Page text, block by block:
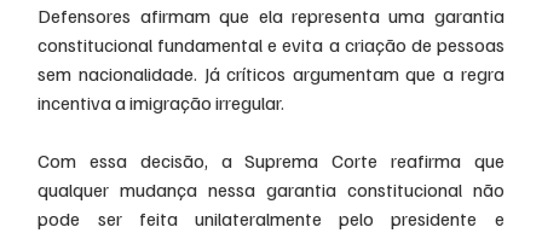
Defensores afirmam que ela representa uma garantia
constitucional fundamental e evita a criação de pessoas
sem nacionalidade. Já críticos argumentam que a regra
incentiva a imigração irregular.
Com essa decisão, a Suprema Corte reafirma que
qualquer mudança nessa garantia constitucional não
pode ser feita unilateralmente pelo presidente e